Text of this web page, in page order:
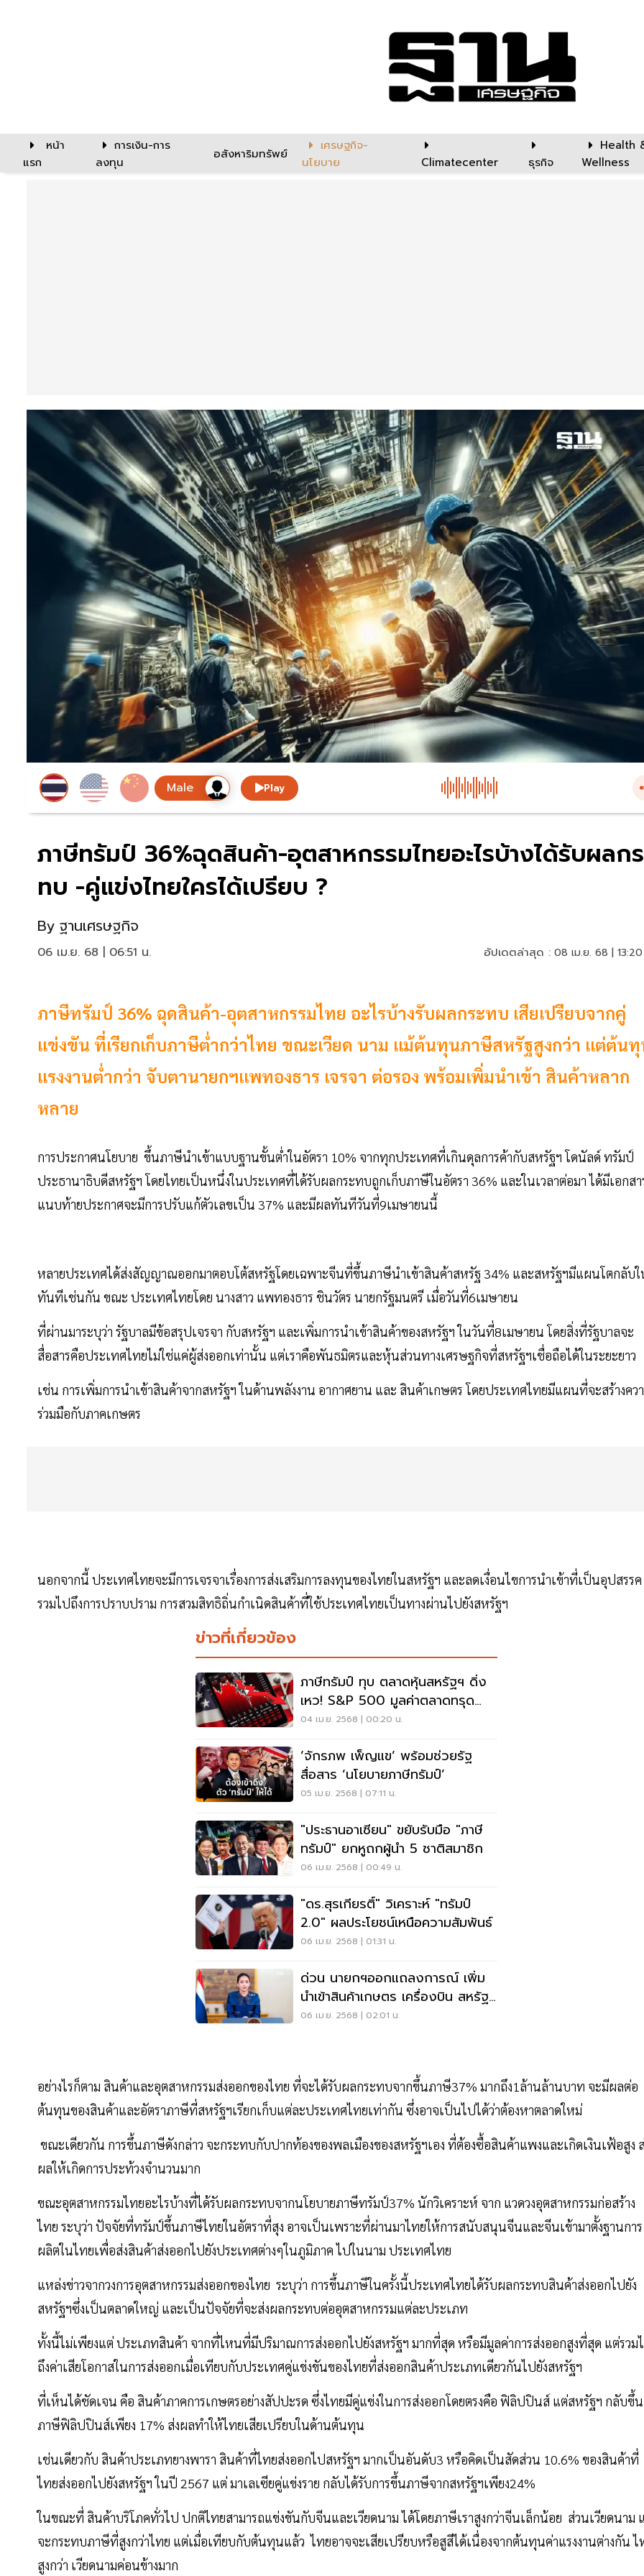
หน้า
แรก
การเงิน-การ
ลงทุน
อสังหาริมทรัพย์
เศรษฐกิจ-
นโยบาย
Climatecenter ธุรกิจ
Health
Wellness
Play
ภาษีทรัมป์ 36%ฉุดสินค้า-อุตสาหกรรมไทยอะไรบ้างได้รับผลก
ทบ -คู่แข่งไทยใครได้เปรียบ ?
By ฐานเศรษฐกิจ
06 เม.ย. 68 | 06:51 น. อัปเดตล่าสุด : 08 เม.ย. 68 |
ภาษีทรัมป์ 36% ฉุดสินค้า-อุตสาหกรรมไทย อะไรบ้างรับผลกระทบ เสียเปรียบจากคู่
แข่งขัน ที่เรียกเก็บภาษีต่ำกว่าไทย ขณะเวียด นาม แม้ต้นทุนภาษีสหรัฐสูงกว่า แต่ต้น
แรงงานต่ำกว่า จับตานายกฯแพทองธาร เจรจา ต่อรอง พร้อมเพิ่มนำเข้า สินค้าหลาก
หลาย
การประกาศนโยบาย ขึ้นภาษีนำเข้าแบบฐานขั้นต่ำในอัตรา 10% จากทุกประเทศที่เกินดุลการค้ากับสหรัฐฯ โดนัลด์ ทรัมป์
ประธานาธิบดีสหรัฐฯ โดยไทยเป็นหนึ่งในประเทศที่ได้รับผลกระทบถูกเก็บภาษีในอัตรา 36% และในเวลาต่อมา ได้มีเอกสา
แนบท้ายประกาศจะมีการปรับแก้ตัวเลขเป็น 37% และมีผลทันทีวันที่9เมษายนนี้
หลายประเทศได้ส่งสัญญาณออกมาตอบโต้สหรัฐโดยเฉพาะจีนที่ขึ้นภาษีนำเข้าสินค้าสหรัฐ 34% และสหรัฐฯมีแผนโตกลับ
ทันทีเช่นกัน ขณะ ประเทศไทยโดย นางสาว แพทองธาร ชินวัตร นายกรัฐมนตรี เมื่อวันที่6เมษายน
ที่ผ่านมาระบุว่า รัฐบาลมีข้อสรุปเจรจา กับสหรัฐฯ และเพิ่มการนำเข้าสินค้าของสหรัฐฯ ในวันที่8เมษายน โดยสิ่งที่รัฐบาลจะ
สื่อสารคือประเทศไทยไม่ใช่แค่ผู้ส่งออกเท่านั้น แต่เราคือพันธมิตรและหุ้นส่วนทางเศรษฐกิจที่สหรัฐฯเชื่อถือได้ในระยะยาว
เช่น การเพิ่มการนำเข้าสินค้าจากสหรัฐฯ ในด้านพลังงาน อากาศยาน และ สินค้าเกษตร โดยประเทศไทยมีแผนที่จะสร้างคว
ร่วมมือกับภาคเกษตร
นอกจากนี้ ประเทศไทยจะมีการเจรจาเรื่องการส่งเสริมการลงทุนของไทยในสหรัฐฯ และลดเงื่อนไขการนำเข้าที่เป็นอุปสรรค
รวมไปถึงการปราบปราม การสวมสิทธิถิ่นกำเนิดสินค้าที่ใช้ประเทศไทยเป็นทางผ่านไปยังสหรัฐฯ
ข่าวที่เกี่ยวข้อง
ภาษีทรัมป์ ทุบ ตลาดหุ้นสหรัฐฯ ดิ่ง
เหว! S&P 500 มูลค่าตลาดทรุด
81.6 ล้านล้านบาท
04 เม.ย. 2568 | 00:20 น.
‘จักรภพ เพ็ญแข’ พร้อมช่วยรัฐ
สื่อสาร ‘นโยบายภาษีทรัมป์’
05 เม.ย. 2568 | 07:11 น.
"ประธานอาเซียน" ขยับรับมือ "ภาษี
ทรัมป์" ยกหูถกผู้นำ 5 ชาติสมาชิก
06 เม.ย. 2568 | 00:49 น.
"ดร.สุรเกียรติ์" วิเคราะห์ "ทรัมป์
2.0" ผลประโยชน์เหนือความสัมพันธ์
06 เม.ย. 2568 | 01:31 น.
ด่วน นายกฯออกแถลงการณ์ เพิ่ม
นำเข้าสินค้าเกษตร เครื่องบิน สหรัฐฯ
ประชุมสรุป 8 เม.ย.นี้
06 เม.ย. 2568 | 02:01 น.
อย่างไรก็ตาม สินค้าและอุตสาหกรรมส่งออกของไทย ที่จะได้รับผลกระทบจากขึ้นภาษี37% มากถึง1ล้านล้านบาท จะมีผลต่อ
ต้นทุนของสินค้าและอัตราภาษีที่สหรัฐฯเรียกเก็บแต่ละประเทศไทยเท่ากัน ซึ่งอาจเป็นไปได้ว่าต้องหาตลาดใหม่
ขณะเดียวกัน การขึ้นภาษีดังกล่าว จะกระทบกับปากท้องของพลเมืองของสหรัฐฯเอง ที่ต้องซื้อสินค้าแพงและเกิดเงินเฟ้อสูง
ผลให้เกิดการประท้วงจำนวนมาก
ขณะอุตสาหกรรมไทยอะไรบ้างที่ได้รับผลกระทบจากนโยบายภาษีทรัมป์37% นักวิเคราะห์ จาก แวดวงอุตสาหกรรมก่อสร้าง
ไทย ระบุว่า ปัจจัยที่ทรัมป์ขึ้นภาษีไทยในอัตราที่สุง อาจเป็นเพราะที่ผ่านมาไทยให้การสนับสนุนจีนและจีนเข้ามาตั้งฐานการ
ผลิตในไทยเพื่อส่งสินค้าส่งออกไปยังประเทศต่างๆในภูมิภาค ไปในนาม ประเทศไทย
แหล่งข่าวจากวงการอุตสาหกรรมส่งออกของไทย ระบุว่า การขึ้นภาษีในครั้งนี้ประเทศไทยได้รับผลกระทบสินค้าส่งออกไปยัง
สหรัฐฯซึ่งเป็นตลาดใหญ่ และเป็นปัจจัยที่จะส่งผลกระทบต่ออุตสาหกรรมแต่ละประเภท
ทั้งนี้ไม่เพียงแต่ ประเภทสินค้า จากที่ไหนที่มีปริมาณการส่งออกไปยังสหรัฐฯ มากที่สุด หรือมีมูลค่าการส่งออกสูงที่สุด แต่รวม
ถึงค่าเสียโอกาสในการส่งออกเมื่อเทียบกับประเทศคู่แข่งขันของไทยที่ส่งออกสินค้าประเภทเดียวกันไปยังสหรัฐฯ
ที่เห็นได้ชัดเจน คือ สินค้าภาคการเกษตรอย่างสัปปะรด ซึ่งไทยมีคู่แข่งในการส่งออกโดยตรงคือ ฟิลิปปินส์ แต่สหรัฐฯ กลับขึ้น
ภาษีฟิลิปปินส์เพียง 17% ส่งผลทำให้ไทยเสียเปรียบในด้านต้นทุน
เช่นเดียวกับ สินค้าประเภทยางพารา สินค้าที่ไทยส่งออกไปสหรัฐฯ มากเป็นอันดับ3 หรือคิดเป็นสัดส่วน 10.6% ของสินค้าที่
ไทยส่งออกไปยังสหรัฐฯ ในปี 2567 แต่ มาเลเซียคู่แข่งราย กลับได้รับการขึ้นภาษีจากสหรัฐฯเพียง24%
ในขณะที่ สินค้าบริโภคทั่วไป ปกติไทยสามารถแข่งขันกับจีนและเวียดนาม ได้โดยภาษีเราสูงกว่าจีนเล็กน้อย ส่วนเวียดนาม
จะกระทบภาษีที่สูงกว่าไทย แต่เมื่อเทียบกับต้นทุนแล้ว ไทยอาจจะเสียเปรียบหรือสูสีได้เนื่องจากต้นทุนค่าแรงงานต่างกัน ไ
สูงกว่า เวียดนามค่อนข้างมาก